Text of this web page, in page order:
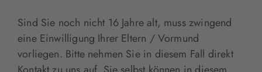
Sind Sie noch nicht 16 Jahre alt, muss zwingend
eine Einwilligung Ihrer Eltern / Vormund
vorliegen. Bitte nehmen Sie in diesem Fall direkt